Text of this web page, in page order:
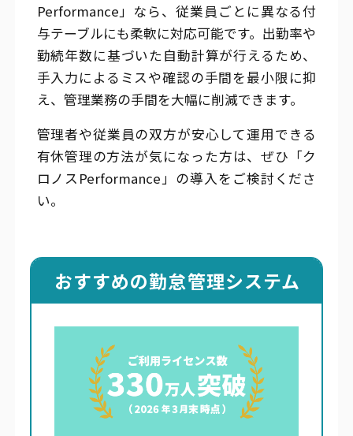
Performance」なら、従業員ごとに異なる付
与テーブルにも柔軟に対応可能です。出勤率や
勤続年数に基づいた自動計算が行えるため、
手入力によるミスや確認の手間を最小限に抑
え、管理業務の手間を大幅に削減できます。
管理者や従業員の双方が安心して運用できる
有休管理の方法が気になった方は、ぜひ「ク
ロノスPerformance」の導入をご検討くださ
い。
おすすめの勤怠管理システム